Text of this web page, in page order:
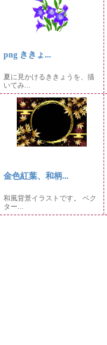
png ききょ...
夏に見かけるききょうを、描
いてみ...
金色紅葉、和柄...
和風背景イラストです。 ベク
ター...